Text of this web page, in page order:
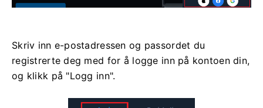
Skriv inn e-postadressen og passordet du
registrerte deg med for å logge inn på kontoen din,
og klikk på "Logg inn".